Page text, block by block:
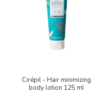
Cirépil - Hair minimizing
body lotion 125 ml